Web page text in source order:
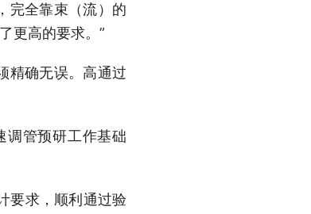
完全靠束（流）的
更高的要求。”
确无误。高通过
管预研工作基础
要求，顺利通过验